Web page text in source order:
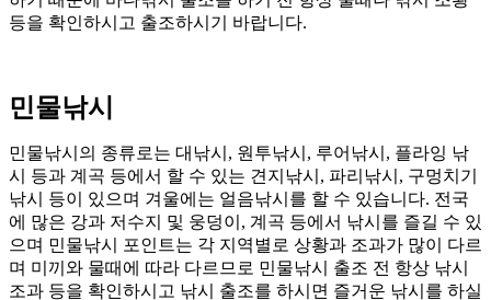
등을 확인하시고 출조하시기 바랍니다.
민물낚시
민물낚시의 종류로는 대낚시, 원투낚시, 루어낚시, 플라잉 낚
시 등과 계곡 등에서 할 수 있는 견지낚시, 파리낚시, 구멍치기
낚시 등이 있으며 겨울에는 얼음낚시를 할 수 있습니다. 전국
에 많은 강과 저수지 및 웅덩이, 계곡 등에서 낚시를 즐길 수 있
으며 민물낚시 포인트는 각 지역별로 상황과 조과가 많이 다르
며 미끼와 물때에 따라 다르므로 민물낚시 출조 전 항상 낚시
조과 등을 확인하시고 낚시 출조를 하시면 즐거운 낚시를 하실